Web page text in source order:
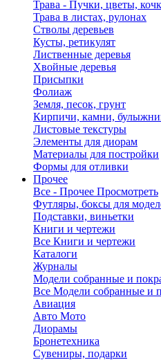
Трава - Пучки, цветы,
Трава в листах, рулонах
Стволы деревьев
Кусты, ретикулят
Лиственные деревья
Хвойные деревья
Присыпки
Фолиаж
Земля, песок, грунт
Кирпичи, камни,
Листовые текстуры
Элементы для диорам
Материалы для постройки
Формы для отливки
Прочее
Все - Прочее Просмотреть
Футляры, боксы для
Подставки, виньетки
Книги и чертежи
Все Книги и чертежи
Каталоги
Журналы
Модели собранные и
Все Модели собранные и
Авиация
Авто Мото
Диорамы
Бронетехника
Сувениры, подарки